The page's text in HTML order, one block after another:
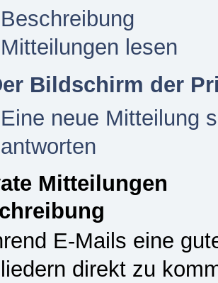
Beschreibung
Mitteilungen lesen
Bildschirm der
Eine neue Mitteilung
antworten
Mitteilungen
E-Mails eine
direkt zu